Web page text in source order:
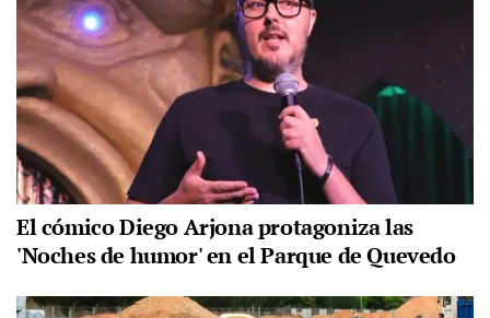
El cómico Diego Arjona protagoniza las
'Noches de humor' en el Parque de Quevedo